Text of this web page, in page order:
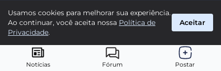
Notícias Fórum Postar
sobre o nosso amado clube. Junte-se a nós e faça parte
dessa apaixonante jornada celeste! #Cruzeiro #RaposaAzul
© 2026 Raposa Azul. Todos os direitos reservados.
Usamos cookies para melhorar sua experiência.
Ao continuar, você aceita nossa Política de
Privacidade.
Aceitar